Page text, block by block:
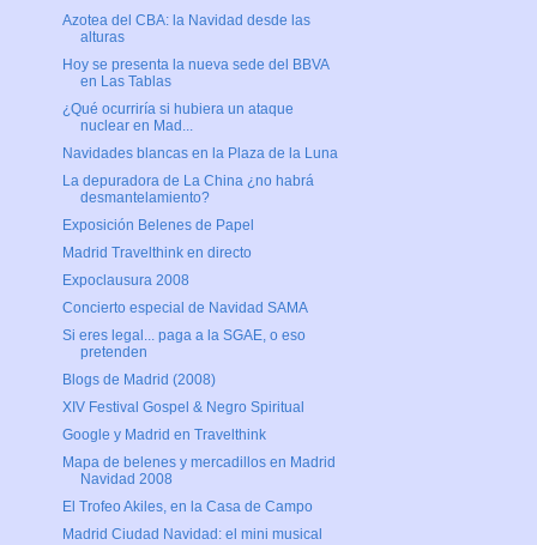
Azotea del CBA: la Navidad desde las
alturas
Hoy se presenta la nueva sede del BBVA
en Las Tablas
¿Qué ocurriría si hubiera un ataque
nuclear en Mad...
Navidades blancas en la Plaza de la Luna
La depuradora de La China ¿no habrá
desmantelamiento?
Exposición Belenes de Papel
Madrid Travelthink en directo
Expoclausura 2008
Concierto especial de Navidad SAMA
Si eres legal... paga a la SGAE, o eso
pretenden
Blogs de Madrid (2008)
XIV Festival Gospel & Negro Spiritual
Google y Madrid en Travelthink
Mapa de belenes y mercadillos en Madrid
Navidad 2008
El Trofeo Akiles, en la Casa de Campo
Madrid Ciudad Navidad: el mini musical